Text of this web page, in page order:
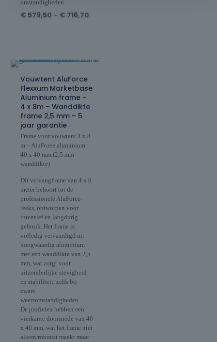
omstandigheden.
€ 579,50 - € 716,70
Vouwtent AluForce
Flexxum Marketbase
Aluminium frame –
4 x 8m – Wanddikte
frame 2,5 mm – 5
jaar garantie
Frame voor vouwtent 4 x 8
m – AluForce aluminium
40 x 40 mm (2,5 mm
wanddikte)
Dit vervangframe van 4 x 8
meter behoort tot de
professionele AluForce-
reeks, ontworpen voor
intensief en langdurig
gebruik. Het frame is
volledig vervaardigd uit
hoogwaardig aluminium
met een wanddikte van 2,5
mm, wat zorgt voor
uitzonderlijke stevigheid
en stabiliteit, zelfs bij
zware
weersomstandigheden.
De profielen hebben een
vierkante doorsnede van 40
x 40 mm, wat het frame niet
alleen robuust maakt maar